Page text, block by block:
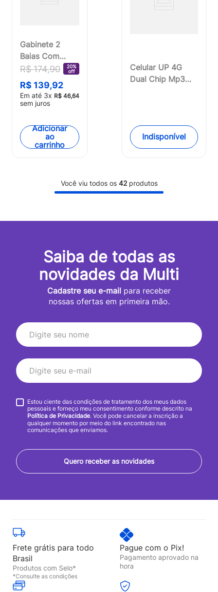
Gabinete 2
Baias Com
Fonte 200W
Preto Escovado
Multi -
GA145OUT
R$ 174,90
20%
off
R$ 139,92
Em até 3x R$ 46,64
sem juros
Adicionar
ao
carrinho
Celular UP 4G
Dual Chip Mp3
Indisponível
Você viu todos os 42produtos
Saiba de todas as
novidades da Multi
Cadastre seu e-mail para receber
nossas ofertas em primeira mão.
Quero receber as novidades
Estou ciente das condições de tratamento dos meus dados
pessoais e forneço meu consentimento conforme descrito na
Política de Privacidade. Você pode cancelar a inscrição a
qualquer momento por meio do link encontrado nas
comunicações que enviamos.
Frete grátis para todo
Brasil
Produtos com Selo*
*Consulte as condições
Pague com o Pix!
Pagamento aprovado na
hora